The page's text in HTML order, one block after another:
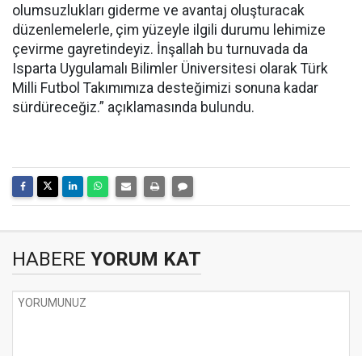
olumsuzlukları giderme ve avantaj oluşturacak
düzenlemelerle, çim yüzeyle ilgili durumu lehimize
çevirme gayretindeyiz. İnşallah bu turnuvada da
Isparta Uygulamalı Bilimler Üniversitesi olarak Türk
Milli Futbol Takımımıza desteğimizi sonuna kadar
sürdüreceğiz.” açıklamasında bulundu.
HABERE YORUM KAT